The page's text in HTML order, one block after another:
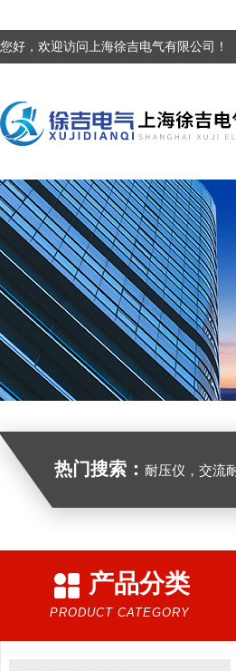
您好，欢迎访问上海徐吉电气有限公司！
热门搜索： 耐压仪，交流
产品分类
PRODUCT CATEGORY